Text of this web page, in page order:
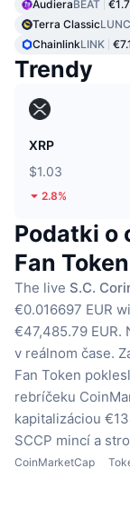
AudieraBEAT
Terra ClassicLUNC
ChainlinkLINK
Trendy
XRP
$1.03
2.8%
Podatki o
Fan
The live S.C.
€0.016697 EUR
€47,485.79 EUR.
v reálnom čase.
Fan Token
rebríčeku
kapitalizáciou
SCCP mincí a
CoinMarketCap